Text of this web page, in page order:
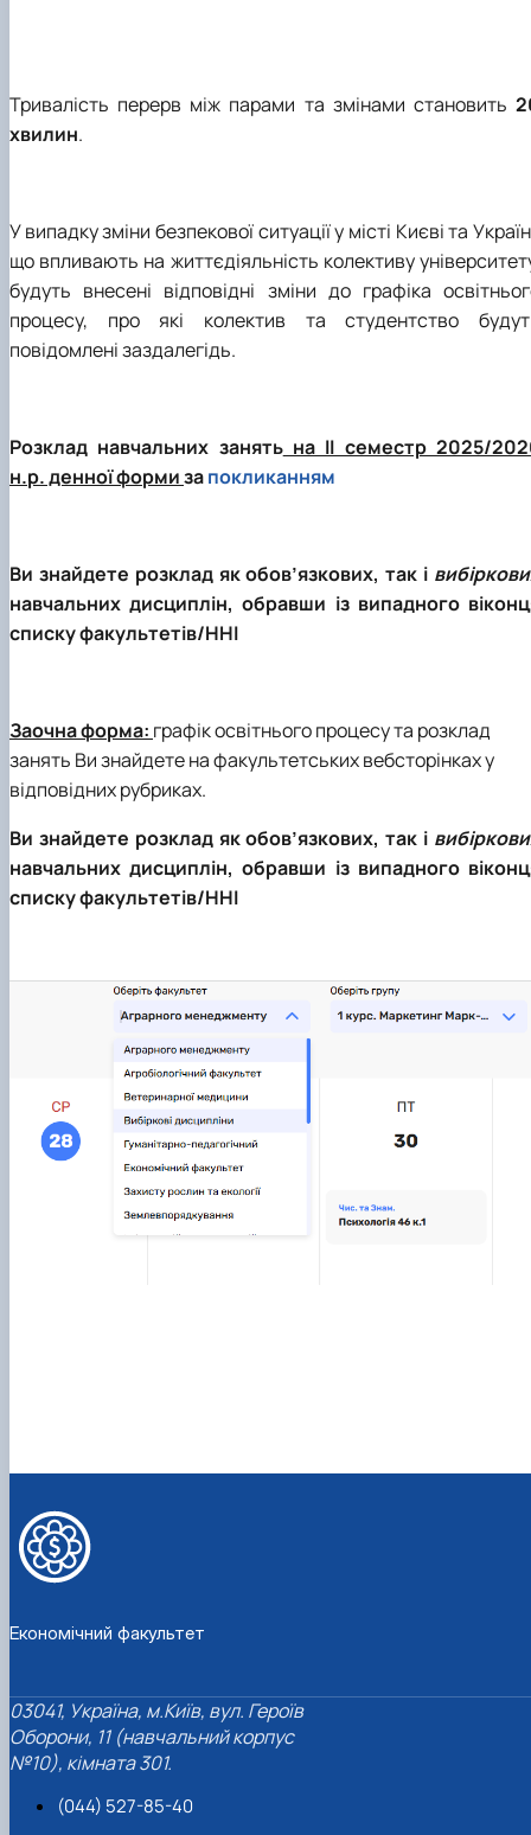
Тривалість перерв між парами та змінами становить
хвилин.
У випадку зміни безпекової ситуації у місті Києві та
що впливають на життєдіяльність колективу
будуть внесені відповідні зміни до графіка
процесу, про які колектив та студентство
повідомлені заздалегідь.
Розклад навчальних занятьна ІІ семестр 2025/
н.р. денної формизапокликанням
Ви знайдете розклад як обов’язкових, так і
навчальних дисциплін, обравши із випадного
списку факультетів/ННІ
Заочна форма: графік освітнього процесу та розклад
занять Ви знайдете на факультетських вебсторінках у
відповідних рубриках.
Ви знайдете розклад як обов’язкових, так і
навчальних дисциплін, обравши із випадного
списку факультетів/ННІ
Економічний факультет
03041, Україна, м.Київ, вул. Героїв
Оборони, 11 (навчальний корпус
№10), кімната 301.
(044) 527-85-40